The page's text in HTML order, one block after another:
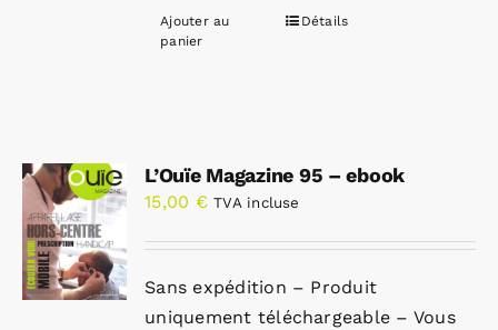
Ajouter au
panier
Détails
L’Ouïe Magazine 95 – ebook
15,00 € TVA incluse
Sans expédition – Produit
uniquement téléchargeable – Vous